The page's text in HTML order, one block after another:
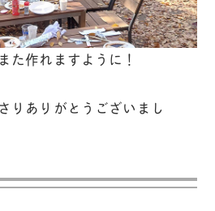
た作れますように！
りありがとうございまし